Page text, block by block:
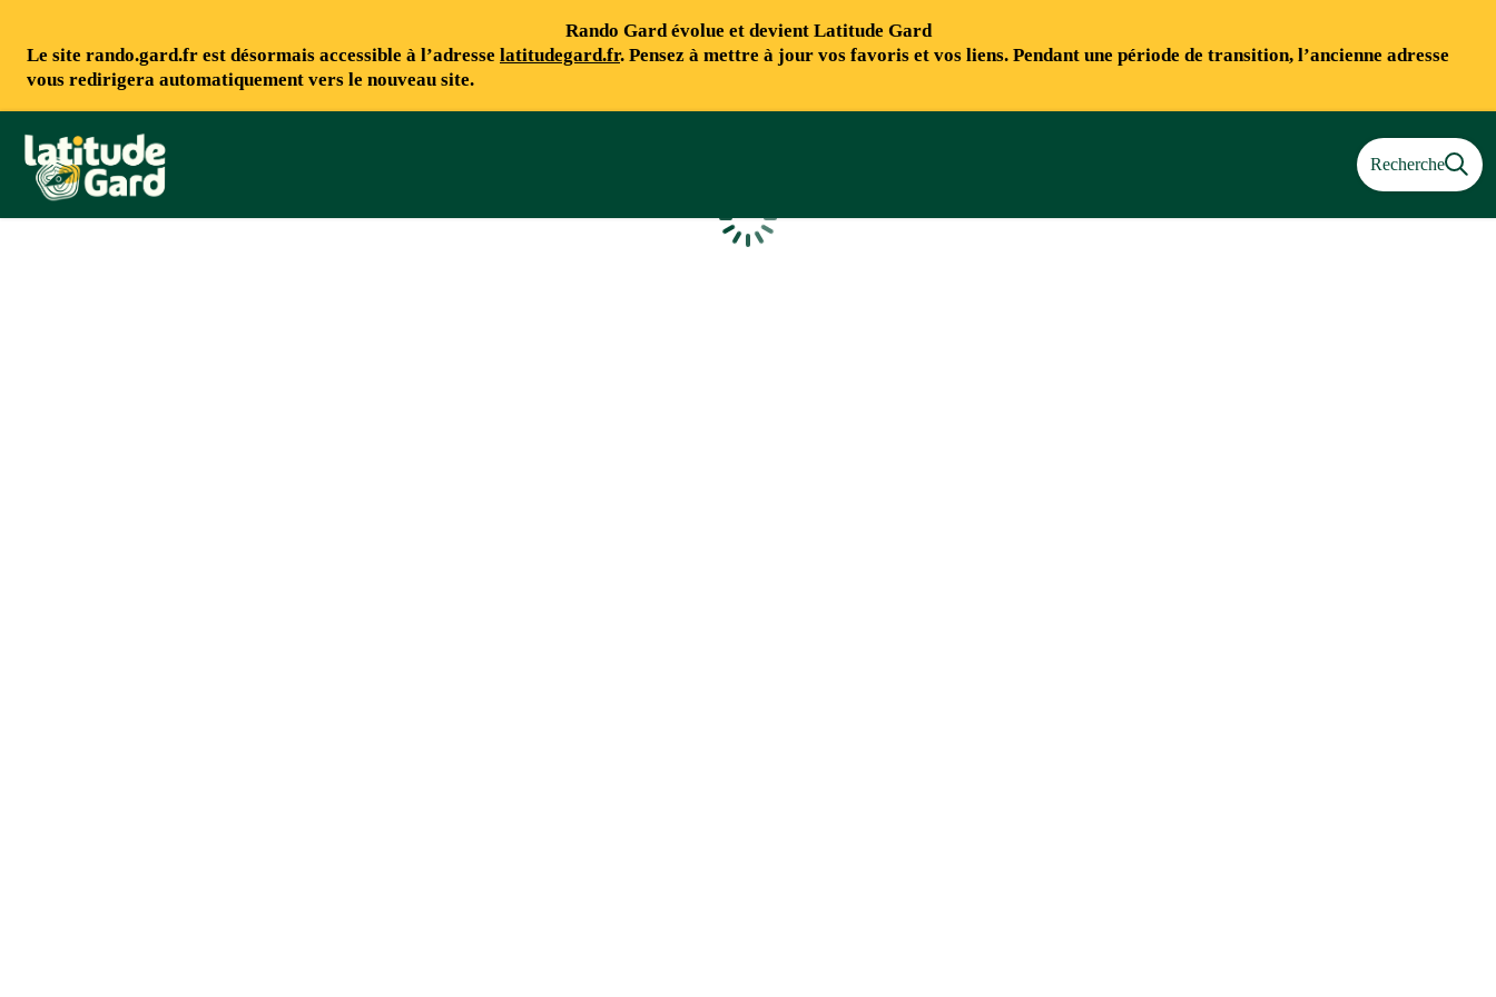
Rando Gard évolue et devient Latitude Gard
Le site rando.gard.fr est désormais accessible à l’adresse latitudegard.fr. Pensez à mettre à jour vos favoris et vos liens. Pendant une période de transition, l’ancienne adresse
vous redirigera automatiquement vers le nouveau site.
Rando Gard Recherche
Chargement